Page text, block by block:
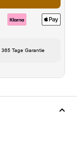
365 Tage Garantie